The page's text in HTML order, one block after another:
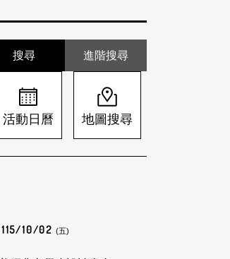
進階搜尋
活動日曆 地圖搜尋
115/10/02 (五)